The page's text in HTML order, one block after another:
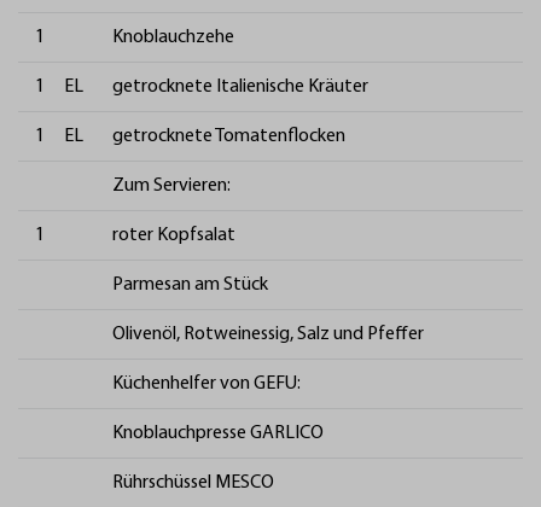
1 Knoblauchzehe
1 EL getrocknete Italienische Kräuter
1 EL getrocknete Tomatenflocken
Zum Servieren:
1 roter Kopfsalat
Parmesan am Stück
Olivenöl, Rotweinessig, Salz und Pfeffer
Küchenhelfer von GEFU:
Knoblauchpresse GARLICO
Rührschüssel MESCO